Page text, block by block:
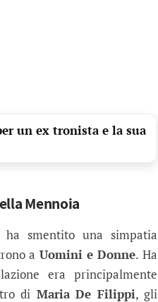
un ex tronista e la sua
Mennoia
smentito una simpatia
a Uomini e Donne. Ha
era principalmente
diMaria De Filippi, gli